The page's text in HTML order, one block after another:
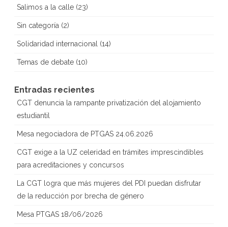
Salimos a la calle (23)
Sin categoría (2)
Solidaridad internacional (14)
Temas de debate (10)
Entradas recientes
CGT denuncia la rampante privatización del alojamiento
estudiantil
Mesa negociadora de PTGAS 24.06.2026
CGT exige a la UZ celeridad en trámites imprescindibles
para acreditaciones y concursos
La CGT logra que más mujeres del PDI puedan disfrutar
de la reducción por brecha de género
Mesa PTGAS 18/06/2026